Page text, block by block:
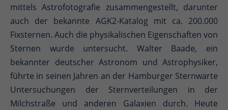
mittels Astrofotografie zusammengestellt, darunter
auch der bekannte AGK2-Katalog mit ca. 200.000
Fixsternen. Auch die physikalischen Eigenschaften von
Sternen wurde untersucht. Walter Baade, ein
bekannter deutscher Astronom und Astrophysiker,
führte in seinen Jahren an der Hamburger Sternwarte
Untersuchungen der Sternverteilungen in der
Milchstraße und anderen Galaxien durch. Heute